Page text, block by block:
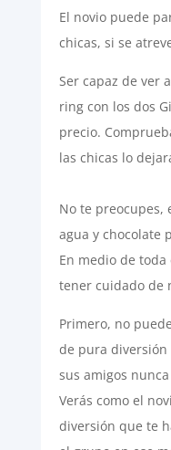
El novio puede
chicas, si se
Ser capaz de ver
ring con los dos
precio.
las chicas lo
No te preocupes,
agua y chocolate
En medio de
tener cuidado de
Primero, no
de pura
sus amigos
Verás como el
diversión que te